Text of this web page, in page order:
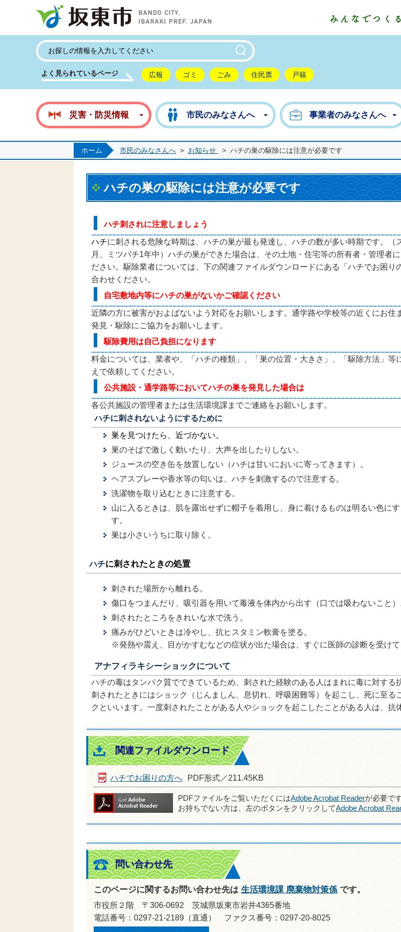
よく見られているページ 広報 ゴミ ごみ 住民票 戸籍
災害・防災情報 市民のみなさんへ 事業者のみなさんへ
ホーム 市民のみなさんへ > お知らせ > ハチの巣の駆除には注意が必要です
ハチの巣の駆除には注意が必要です
ハチ刺されに注意しましょう
ハチに刺される危険な時期は、ハチの巣が最も発達し、ハチの数が多い時期です。 （
月、ミツバチ1年中） ハチの巣ができた場合は、その土地・住宅等の所有者・管理者に
ださい。駆除業者については、下の関連ファイルダウンロードにある「ハチでお困
合わせください。
自宅敷地内等にハチの巣がないかご確認ください
近隣の方に被害がおよばないよう対応をお願いします。通学路や学校等の近くにお
発見・駆除にご協力をお願いします。
駆除費用は自己負担になります
料金については、業者や、「ハチの種類」、「巣の位置・大きさ」、「駆除方法」等
えで依頼してください。
公共施設・通学路等においてハチの巣を発見した場合は
各公共施設の管理者または生活環境課までご連絡をお願いします。
ハチに刺されないようにするために
巣を見つけたら、近づかない。
巣のそばで激しく動いたり、大声を出したりしない。
ジュースの空き缶を放置しない（ハチは甘いにおいに寄ってきます）。
ヘアスプレーや香水等の匂いは、ハチを刺激するので注意する。
洗濯物を取り込むときに注意する。
山に入るときは、肌を露出せずに帽子を着用し、身に着けるものは明るい色に
す。
巣は小さいうちに取り除く。
ハチに刺されたときの処置
刺された場所から離れる。
傷口をつまんだり、吸引器を用いて毒液を体内から出す（口では吸わないこと）
刺されたところをきれいな水で洗う。
痛みがひどいときは冷やし、抗ヒスタミン軟膏を塗る。
※発熱や震え、目がかすむなどの症状が出た場合は、すぐに医師の診断を受けて
アナフィラキシーショックについて
ハチの毒はタンパク質でできているため、刺された経験のある人はまれに毒に対す
刺されたときにはショック（じんましん、息切れ、呼吸困難等）を起こし、死に至
クといいます。一度刺されたことがある人やショックを起こしたことがある人は、抗
関連ファイルダウンロード
ハチでお困りの方へ PDF形式／211.45KB
PDFファイルをご覧いただくにはAdobe Acrobat Readerが必要です
お持ちでない方は、左のボタンをクリックしてAdobe Acrobat
問い合わせ先
このページに関するお問い合わせ先は 生活環境課 廃棄物対策係 です。
市役所２階 〒306-0692 茨城県坂東市岩井4365番地
電話番号：0297-21-2189（直通） ファクス番号：0297-20-8025